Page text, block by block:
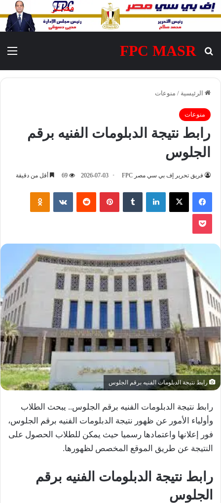
FPC MASR
بحث عن
الرئيسية / منوعات
منوعات
رابط نتيجة الدبلومات الفنيه برقم
الجلوس
فريق تحرير إف بي سي مصر FPC 2026-07-03
69 أقل من دقيقة
فيسبوك ‫X لينكدإن بينتيريست
رابط نتيجة الدبلومات الفنيه برقم الجلوس
رابط نتيجة الدبلومات الفنيه برقم الجلوس.. يبحث الطلاب
وأولياء الأمور عن ظهور نتيجة الدبلومات الفنيه برقم الجلوس،
فور إعلانها واعتمادها رسميا حيث يمكن للطلاب الحصول على
النتيجة عن طريق الموقع المخصص لظهورها.
رابط نتيجة الدبلومات الفنيه برقم
الجلوس